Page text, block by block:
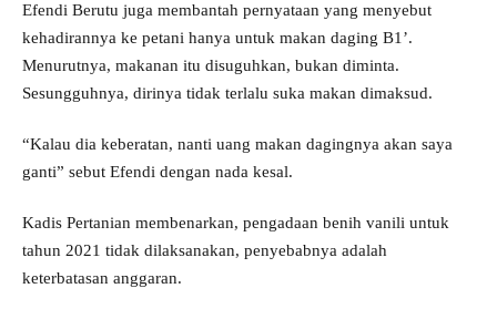
Efendi Berutu juga membantah pernyataan yang menyebut
kehadirannya ke petani hanya untuk makan daging B1’.
Menurutnya, makanan itu disuguhkan, bukan diminta.
Sesungguhnya, dirinya tidak terlalu suka makan dimaksud.
“Kalau dia keberatan, nanti uang makan dagingnya akan saya
ganti” sebut Efendi dengan nada kesal.
Kadis Pertanian membenarkan, pengadaan benih vanili untuk
tahun 2021 tidak dilaksanakan, penyebabnya adalah
keterbatasan anggaran.